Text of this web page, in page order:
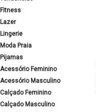
Fitness
Lazer
Lingerie
Moda Praia
Pijamas
Acessório Feminino
Acessório Masculino
Calçado Feminino
Calçado Masculino